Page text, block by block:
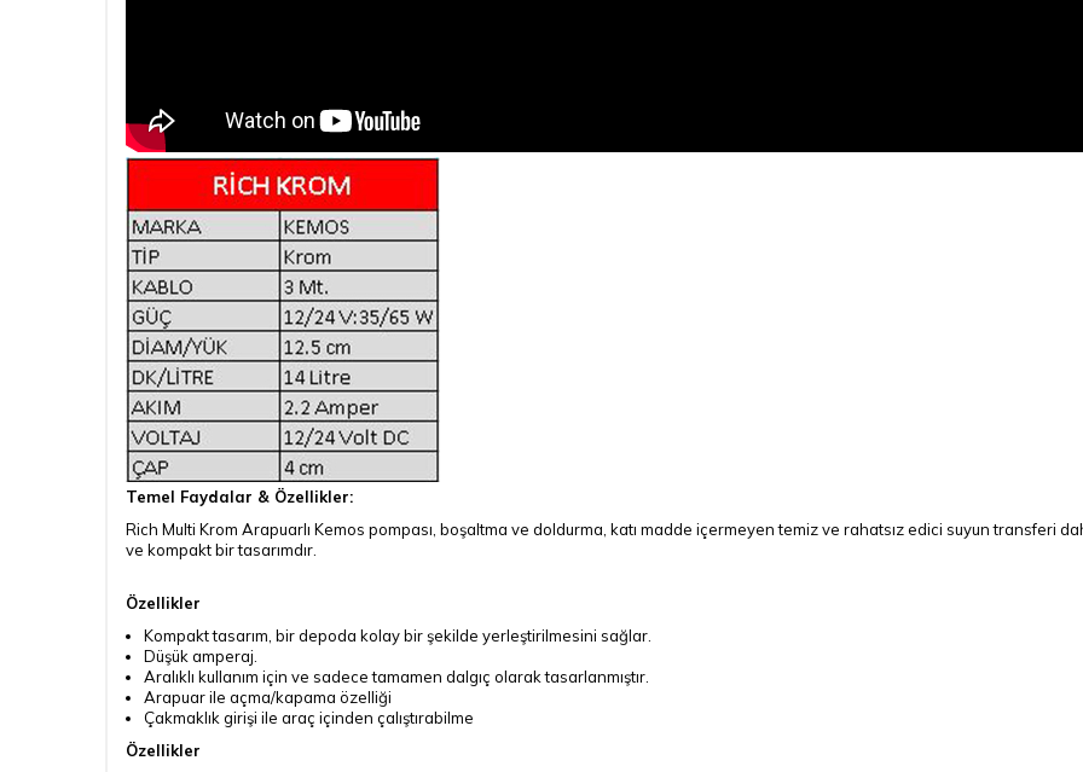
Temel Faydalar & Özellikler:
Rich Multi Krom Arapuarlı Kemos pompası, boşaltma ve doldurma, katı madde içermeyen temiz ve rahatsız edici suyun transferi
ve kompakt bir tasarımdır.
Özellikler
Kompakt tasarım, bir depoda kolay bir şekilde yerleştirilmesini sağlar.
Düşük amperaj.
Aralıklı kullanım için ve sadece tamamen dalgıç olarak tasarlanmıştır.
Arapuar ile açma/kapama özelliği
Çakmaklık girişi ile araç içinden çalıştırabilme
Özellikler